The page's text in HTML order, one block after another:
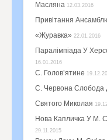
Масляна 12.03.2016
Привітання
«Журавка» 22.01.2016
Паралімпіада У
16.01.2016
С. Голов’ятине
С. Червона Слобода
Святого Миколая
Нова Капличка У М.
29.11.2015